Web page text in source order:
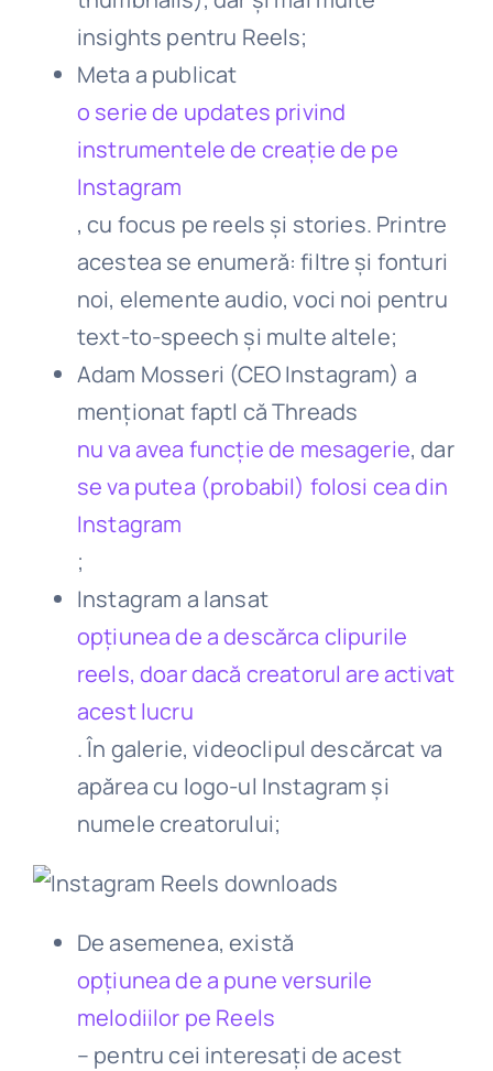
insights pentru Reels;
Meta a publicat
o serie de updates privind
instrumentele de creație de pe
Instagram
, cu focus pe reels și stories. Printre
acestea se enumeră: filtre și fonturi
noi, elemente audio, voci noi pentru
text-to-speech și multe altele;
Adam Mosseri (CEO Instagram) a
menționat faptl că Threads
nu va avea funcție de mesagerie, dar
se va putea (probabil) folosi cea din
Instagram
;
Instagram a lansat
opțiunea de a descărca clipurile
reels, doar dacă creatorul are activat
acest lucru
. În galerie, videoclipul descărcat va
apărea cu logo-ul Instagram și
numele creatorului;
De asemenea, există
opțiunea de a pune versurile
melodiilor pe Reels
– pentru cei interesați de acest